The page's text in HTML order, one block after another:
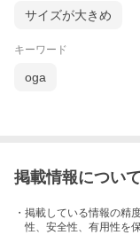
サイズが大きめ
キーワード
oga
掲載情報について
・掲載している情報の精
性、安全性、有用性を